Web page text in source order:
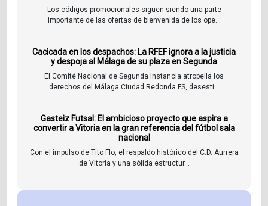
Los códigos promocionales siguen siendo una parte
importante de las ofertas de bienvenida de los ope...
Cacicada en los despachos: La RFEF ignora a la justicia
y despoja al Málaga de su plaza en Segunda
El Comité Nacional de Segunda Instancia atropella los
derechos del Málaga Ciudad Redonda FS, desesti...
Gasteiz Futsal: El ambicioso proyecto que aspira a
convertir a Vitoria en la gran referencia del fútbol sala
nacional
Con el impulso de Tito Flo, el respaldo histórico del C.D. Aurrera
de Vitoria y una sólida estructur...